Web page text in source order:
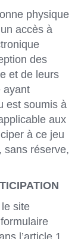
physique
accès à
des
et de leurs
ayant
est soumis à
aux
à ce jeu
sans réserve,
site
l’article 1.